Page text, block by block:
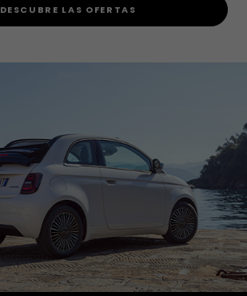
DESCUBRE LAS OFERTAS